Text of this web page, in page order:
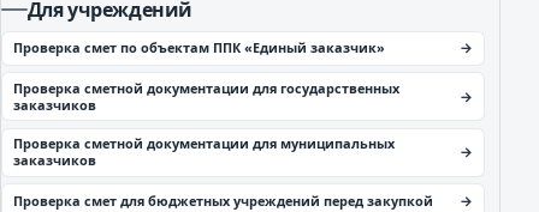
Для учреждений
Проверка смет по объектам ППК «Единый заказчик»
Проверка сметной документации для государственных
заказчиков
Проверка сметной документации для муниципальных
заказчиков
Проверка смет для бюджетных учреждений перед закупкой